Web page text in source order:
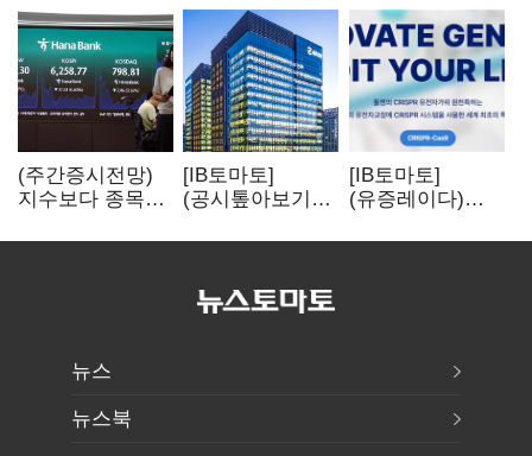
(주간증시전망)
지수보다 종목…
이어진다
[IB토마토]
(공시톺아보기)
바로 매출로
[IB토마토]
(유증레이다)
3분의 1 토막…
뉴스
뉴스북